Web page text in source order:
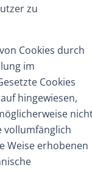
zu
Cookies durch
im
Cookies
hingewiesen,
vollumfänglich
Weise erhobenen